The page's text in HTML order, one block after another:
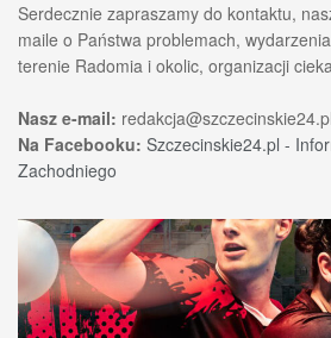
Serdecznie zapraszamy do kontaktu,
maile o Państwa problemach,
terenie Radomia i okolic, organizacji
Nasz e-mail: redakcja@szczecinskie24.pl
Na Facebooku: Szczecinskie24.pl -
Zachodniego